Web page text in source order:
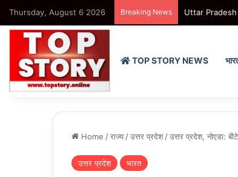
Thursday, August 6 2026 Breaking News Uttar Pradesh :
TOP STORY NEWS
Home /राज्य /उत्तर प्रदेश /उत्तर प्रदेश, नोएडा:
उत्तर प्रदेश भारत